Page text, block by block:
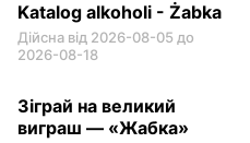
Katalog alkoholi - Żabka
Дійсна від 2026-08-05 до
2026-08-18
Зіграй на великий
виграш — «Жабка»